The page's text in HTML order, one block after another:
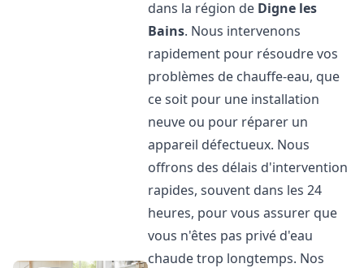
dans la région de Digne les
Bains. Nous intervenons
rapidement pour résoudre vos
problèmes de chauffe-eau, que
ce soit pour une installation
neuve ou pour réparer un
appareil défectueux. Nous
offrons des délais d'intervention
rapides, souvent dans les 24
heures, pour vous assurer que
vous n'êtes pas privé d'eau
chaude trop longtemps. Nos